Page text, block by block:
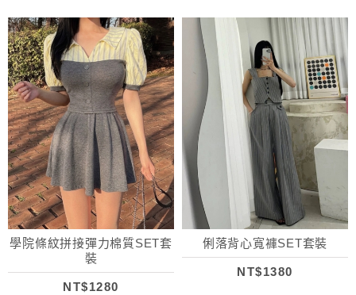
學院條紋拼接彈力棉質SET套
裝
NT$1280
俐落背心寬褲SET套裝
NT$1380